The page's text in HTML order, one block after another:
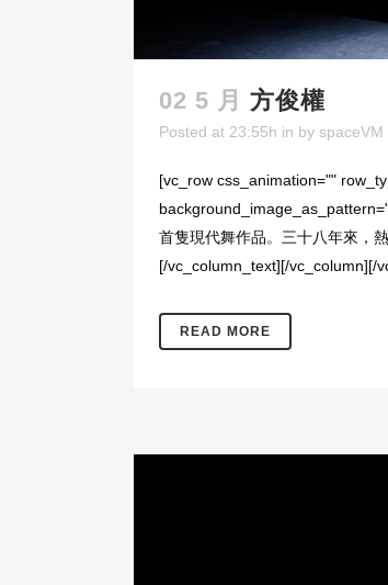
02 5 月 方俊權
Posted at 23:55h in by spaceVM
[vc_row css_animation=""
首隻現代舞作品。三十八年來，
[/vc_column_text][/vc_column][/
READ MORE